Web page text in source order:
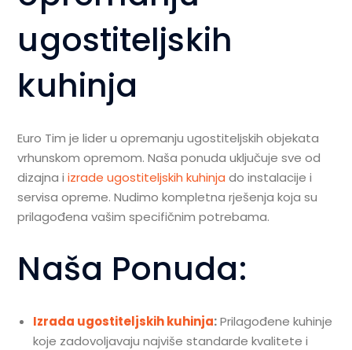
ugostiteljskih
kuhinja
Euro Tim je lider u opremanju ugostiteljskih objekata
vrhunskom opremom. Naša ponuda uključuje sve od
dizajna iizrade ugostiteljskih kuhinja do instalacije i
servisa opreme. Nudimo kompletna rješenja koja su
prilagođena vašim specifičnim potrebama.
Naša Ponuda:
Izrada ugostiteljskih kuhinja:Prilagođene kuhinje
koje zadovoljavaju najviše standarde kvalitete i